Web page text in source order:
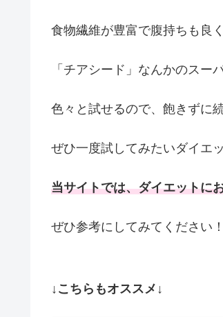
食物繊維が豊富で腹持ちも良
「チアシード」なんかのスー
色々と試せるので、飽きずに
ぜひ一度試してみたいダイエ
当サイトでは、ダイエットに
ぜひ参考にしてみてください！
↓こちらもオススメ↓